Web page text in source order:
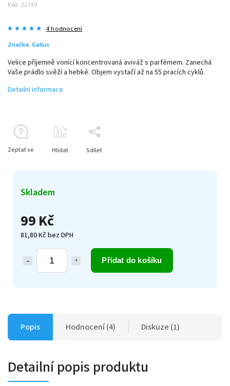
Kód: 22749
4 hodnocení
Značka: Gallus
99 Kč
81,80 Kč bez DPH
Přidat do košíku
Skladem
Velice příjemně vonící koncentrovaná aviváž s parfémem. Zanechá
Vaše prádlo svěží a hebké. Objem vystačí až na 55 pracích cyklů.
Detailní informace
Zeptat se Hlídat Sdílet
Popis Hodnocení (4) Diskuze (1)
Detailní popis produktu